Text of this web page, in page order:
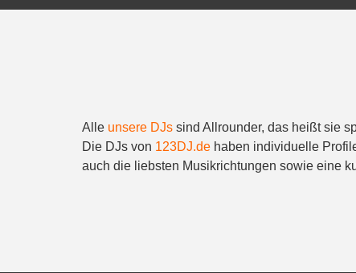
Alle unsere DJs sind Allrounder, das heißt sie
Die DJs von 123DJ.de haben individuelle
auch die liebsten Musikrichtungen sowie eine